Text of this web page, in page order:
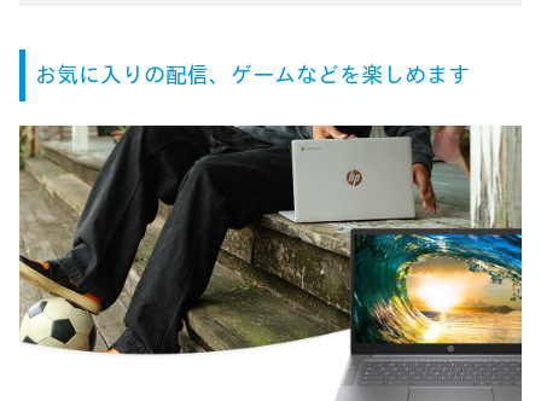
お気に入りの配信、ゲームなどを楽しめます